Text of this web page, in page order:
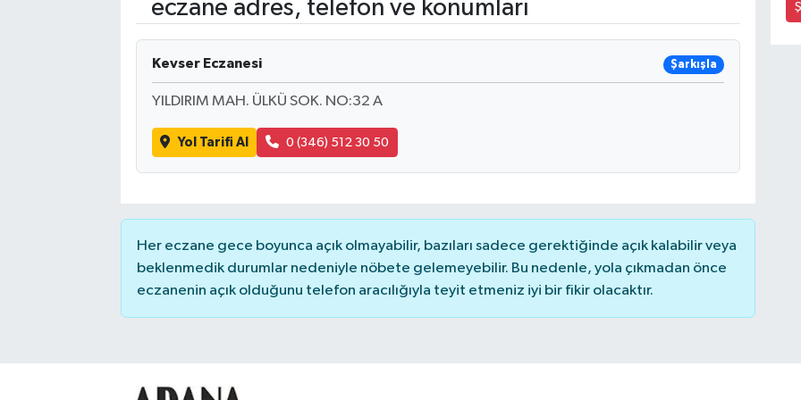
eczane adres, telefon ve konumları
Kevser Eczanesi Şarkışla
YILDIRIM MAH. ÜLKÜ SOK. NO:32 A
Yol Tarifi Al 0 (346) 512 30 50
Her eczane gece boyunca açık olmayabilir, bazıları sadece gerektiğinde açık kalabilir veya
beklenmedik durumlar nedeniyle nöbete gelemeyebilir. Bu nedenle, yola çıkmadan önce
eczanenin açık olduğunu telefon aracılığıyla teyit etmeniz iyi bir fikir olacaktır.